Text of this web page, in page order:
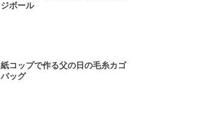
ジボール
紙コップで作る父の日の毛糸カゴ
バッグ